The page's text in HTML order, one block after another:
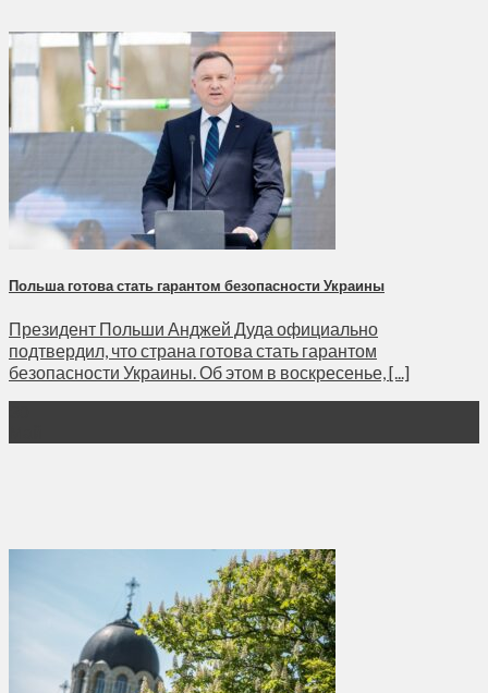
Польша готова стать гарантом безопасности Украины
Президент Польши Анджей Дуда официально
подтвердил, что страна готова стать гарантом
безопасности Украины. Об этом в воскресенье, [...]